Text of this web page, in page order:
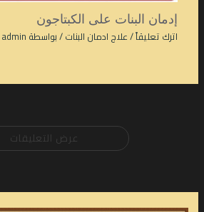
إدمان البنات على الكبتاجون
اترك تعليقاً/علاج ادمان البنات/ بواسطة admin
عرض التعليقات